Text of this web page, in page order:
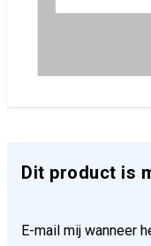
Dit product is
E-mail mij wanneer